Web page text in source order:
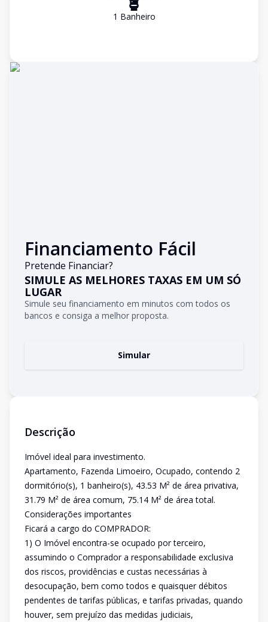
1 Banheiro
Financiamento Fácil
Pretende Financiar?
SIMULE AS MELHORES TAXAS EM UM SÓ
LUGAR
Simule seu financiamento em minutos com todos os
bancos e consiga a melhor proposta.
Simular
Descrição
Imóvel ideal para investimento.
Apartamento, Fazenda Limoeiro, Ocupado, contendo 2
dormitório(s), 1 banheiro(s), 43.53 M² de área privativa,
31.79 M² de área comum, 75.14 M² de área total.
Considerações importantes
Ficará a cargo do COMPRADOR:
1) O Imóvel encontra-se ocupado por terceiro,
assumindo o Comprador a responsabilidade exclusiva
dos riscos, providências e custas necessárias à
desocupação, bem como todos e quaisquer débitos
pendentes de tarifas públicas, e tarifas privadas, quando
houver, sem prejuízo das medidas judiciais,